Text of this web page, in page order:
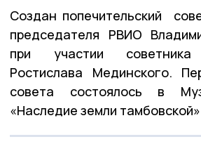
Создан попечительский
председателя РВИО
при участии советника
Ростислава Мединского.
совета состоялось в
«Наследие земли